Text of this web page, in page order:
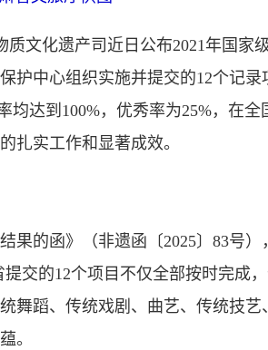
文化遗产司近日公布2021年国家
护中心组织实施并提交的12个记录
均达到100%，优秀率为25%，在全
扎实工作和显著成效。
的函》（非遗函〔2025〕83号）
交的12个项目不仅全部按时完成
舞蹈、传统戏剧、曲艺、传统技艺
。